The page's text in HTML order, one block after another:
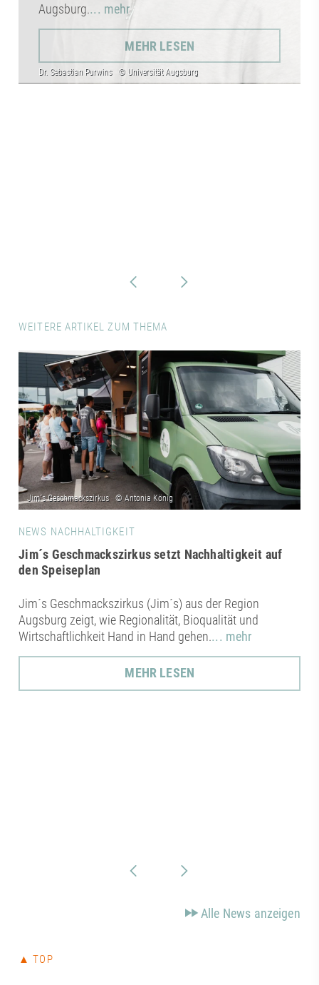
Augsburg.... mehr
MEHR LESEN
WEITERE ARTIKEL ZUM THEMA
NEWS NACHHALTIGKEIT
Jim´s Geschmackszirkus setzt Nachhaltigkeit auf
den Speiseplan
Jim´s Geschmackszirkus (Jim´s) aus der Region
Augsburg zeigt, wie Regionalität, Bioqualität und
Wirtschaftlichkeit Hand in Hand gehen.... mehr
MEHR LESEN
Alle News anzeigen
▲ TOP